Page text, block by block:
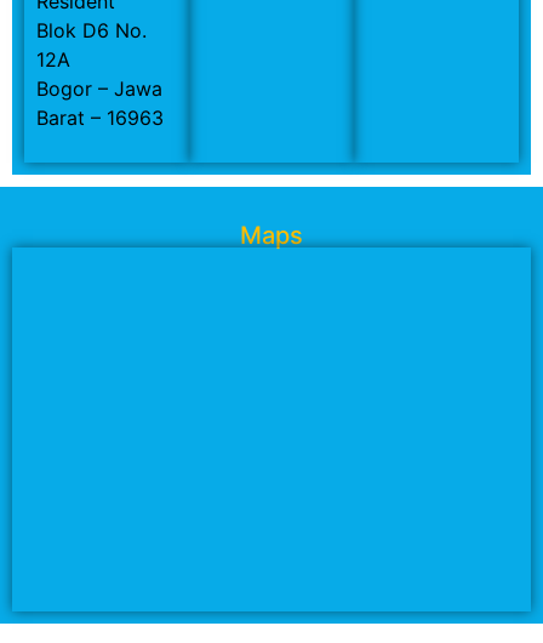
Blok D6 No.
12A
Bogor – Jawa
Barat – 16963
Maps